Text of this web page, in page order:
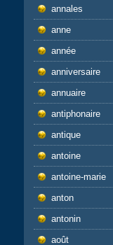
annales
anne
année
anniversaire
annuaire
antiphonaire
antique
antoine
antoine-marie
anton
antonin
août